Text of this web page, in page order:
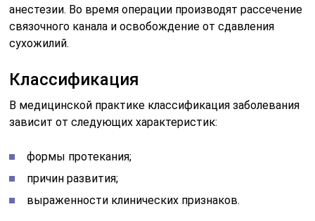
анестезии. Во время операции производят рассечение
связочного канала и освобождение от сдавления
сухожилий.
Классификация
В медицинской практике классификация заболевания
зависит от следующих характеристик:
формы протекания;
причин развития;
выраженности клинических признаков.